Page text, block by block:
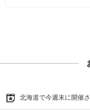
北海道で今週末に開催